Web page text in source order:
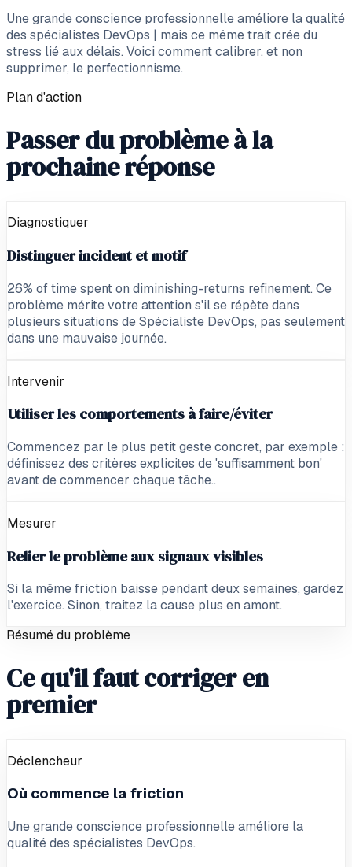
Une grande conscience professionnelle améliore la qualité
des spécialistes DevOps | mais ce même trait crée du
stress lié aux délais. Voici comment calibrer, et non
supprimer, le perfectionnisme.
Plan d'action
Passer du problème à la
prochaine réponse
Diagnostiquer
Distinguer incident et motif
26% of time spent on diminishing-returns refinement. Ce
problème mérite votre attention s'il se répète dans
plusieurs situations de Spécialiste DevOps, pas seulement
dans une mauvaise journée.
Intervenir
Utiliser les comportements à faire/éviter
Commencez par le plus petit geste concret, par exemple :
définissez des critères explicites de 'suffisamment bon'
avant de commencer chaque tâche..
Mesurer
Relier le problème aux signaux visibles
Si la même friction baisse pendant deux semaines, gardez
l'exercice. Sinon, traitez la cause plus en amont.
Résumé du problème
Ce qu'il faut corriger en
premier
Déclencheur
Où commence la friction
Une grande conscience professionnelle améliore la
qualité des spécialistes DevOps.